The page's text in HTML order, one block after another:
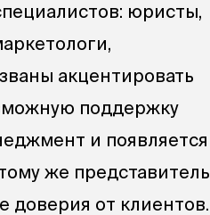
юристы,
акцентировать
поддержку
и появляется
же представитель
доверия от клиентов.